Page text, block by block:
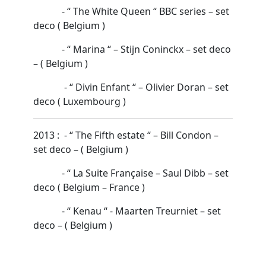
- “ The White Queen “ BBC series – set
deco ( Belgium )
- “ Marina “ – Stijn Coninckx – set deco
– ( Belgium )
- “ Divin Enfant “ – Olivier Doran – set
deco ( Luxembourg )
2013 : - “ The Fifth estate “ – Bill Condon –
set deco – ( Belgium )
- “ La Suite Française – Saul Dibb – set
deco ( Belgium – France )
- “ Kenau “ - Maarten Treurniet – set
deco – ( Belgium )